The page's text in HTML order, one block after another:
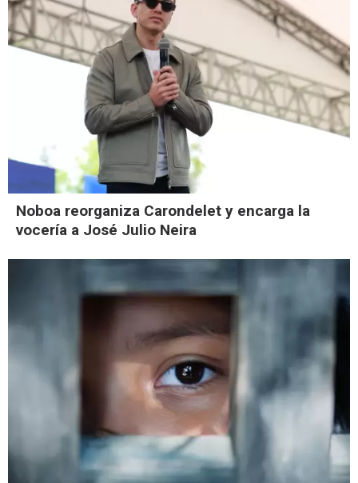
Noboa reorganiza Carondelet y encarga la
vocería a José Julio Neira